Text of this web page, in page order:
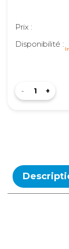
Prix :
Disponibilité :